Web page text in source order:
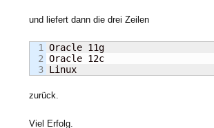
und liefert dann die drei Zeilen
1
2
Oracle 11g
Oracle 12c
Linux
zurück.
Viel Erfolg.